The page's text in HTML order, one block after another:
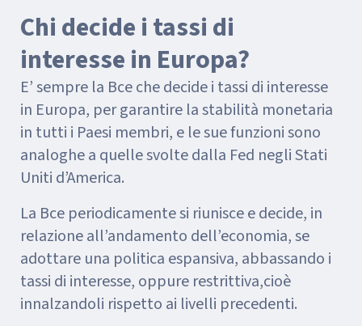
Chi decide i tassi di
interesse in Europa?
E’ sempre la Bce che decide i tassi di interesse
in Europa, per garantire la stabilità monetaria
in tutti i Paesi membri, e le sue funzioni sono
analoghe a quelle svolte dalla Fed negli Stati
Uniti d’America.
La Bce periodicamente si riunisce e decide, in
relazione all’andamento dell’economia, se
adottare una politica espansiva, abbassando i
tassi di interesse, oppure restrittiva,cioè
innalzandoli rispetto ai livelli precedenti.